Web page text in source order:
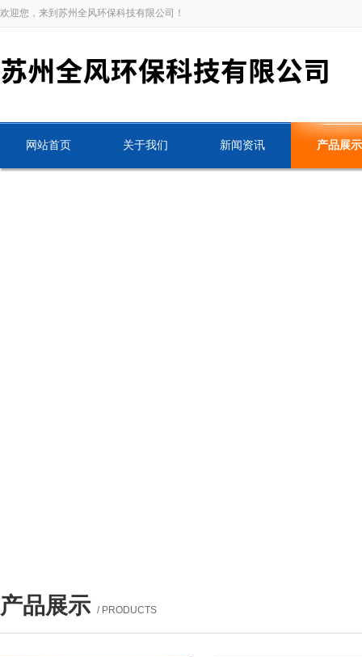
欢迎您，来到苏州全风环保科技有限公司！
网站首页 关于我们 新闻资讯 产品展示
产品展示 / PRODUCTS